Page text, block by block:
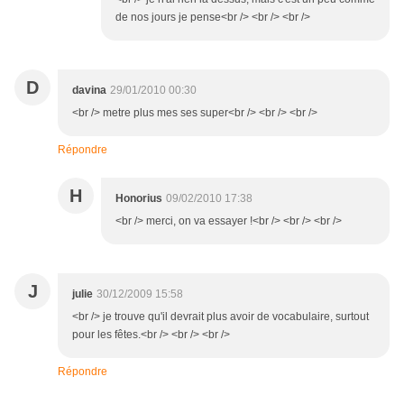
de nos jours je pense<br /> <br /> <br />
D davina 29/01/2010 00:30
<br /> metre plus mes ses super<br /> <br /> <br />
Répondre
H Honorius 09/02/2010 17:38
<br /> merci, on va essayer !<br /> <br /> <br />
J julie 30/12/2009 15:58
<br /> je trouve qu'il devrait plus avoir de vocabulaire, surtout
pour les fêtes.<br /> <br /> <br />
Répondre